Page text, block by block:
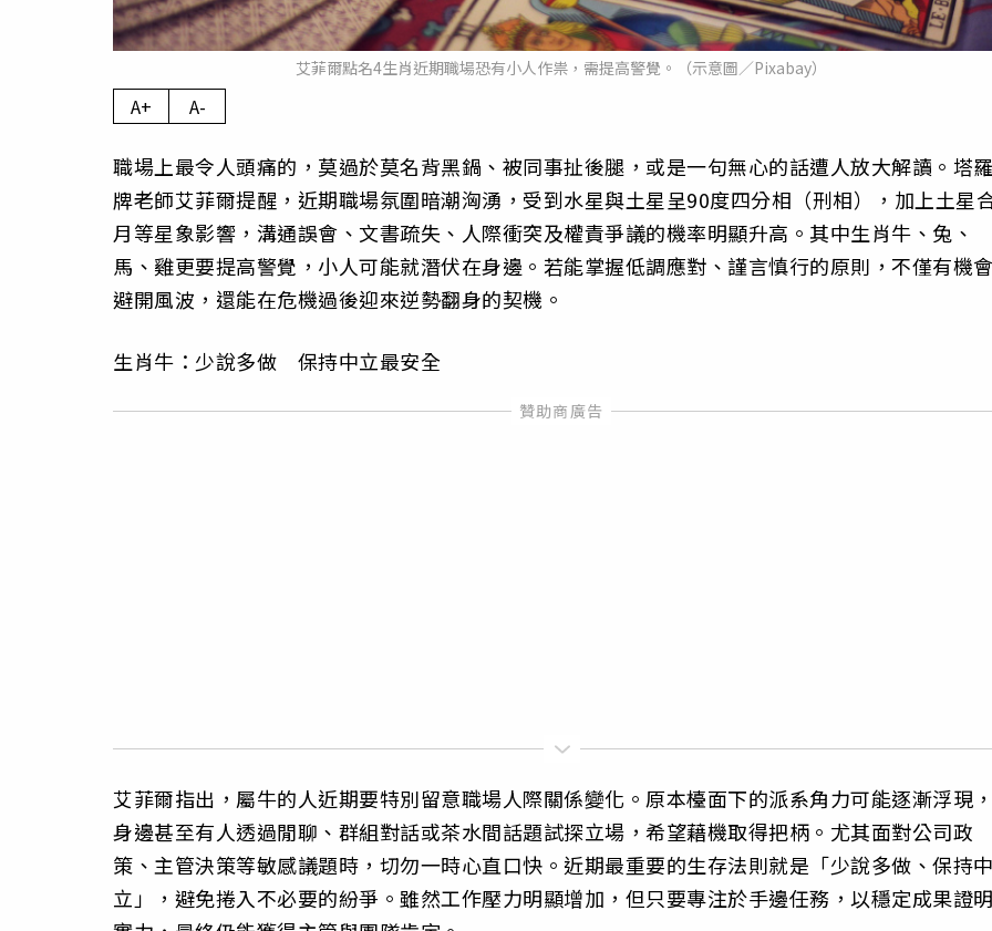
艾菲爾點名4生肖近期職場恐有小人作祟，需提高警覺。（示意圖／Pixabay）
A+ A-
職場上最令人頭痛的，莫過於莫名背黑鍋、被同事扯後腿，或是一句無心的話遭人放大解讀。塔
牌老師艾菲爾提醒，近期職場氛圍暗潮洶湧，受到水星與土星呈90度四分相（刑相），加上土星
月等星象影響，溝通誤會、文書疏失、人際衝突及權責爭議的機率明顯升高。其中生肖牛、兔、
馬、雞更要提高警覺，小人可能就潛伏在身邊。若能掌握低調應對、謹言慎行的原則，不僅有機
避開風波，還能在危機過後迎來逆勢翻身的契機。
生肖牛：少說多做 保持中立最安全
艾菲爾指出，屬牛的人近期要特別留意職場人際關係變化。原本檯面下的派系角力可能逐漸浮現
身邊甚至有人透過閒聊、群組對話或茶水間話題試探立場，希望藉機取得把柄。尤其面對公司政
策、主管決策等敏感議題時，切勿一時心直口快。近期最重要的生存法則就是「少說多做、保持
立」，避免捲入不必要的紛爭。雖然工作壓力明顯增加，但只要專注於手邊任務，以穩定成果證